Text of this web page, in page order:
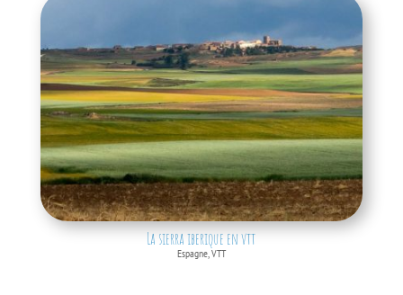
La sierra iberique en vtt
Espagne,VTT